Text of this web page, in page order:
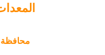
محافظة